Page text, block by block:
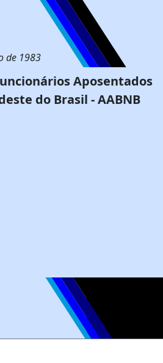
de 1983
Aposentados
do Brasil - AABNB